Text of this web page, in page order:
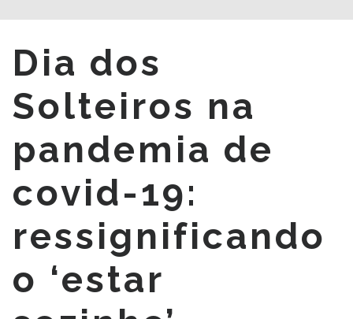
Dia dos
Solteiros na
pandemia de
covid-19:
ressignificando
o ‘estar